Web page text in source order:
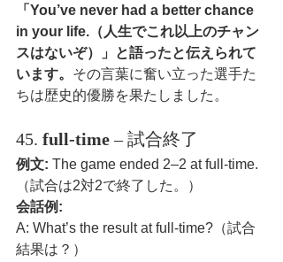
「You’ve never had a better chance
in your life.（人生でこれ以上のチャン
スはないぞ）」と語ったと伝えられて
います。 その言葉に奮い立った選手た
ちは歴史的優勝を果たしました。
45. full-time – 試合終了
例文: The game ended 2–2 at full-time.
（試合は2対2で終了した。）
会話例:
A: What’s the result at full-time?（試合
結果は？）